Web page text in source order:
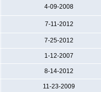
4-09-2008
7-11-2012
7-25-2012
1-12-2007
8-14-2012
11-23-2009